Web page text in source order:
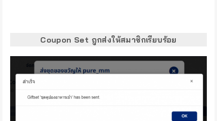
Coupon Set ถูกส่งให้สมาชิกเรียบร้อย